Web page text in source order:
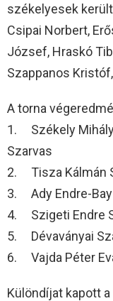
székelyesek
Csipai Norbert,
József, Hraskó
Szappanos
A torna
1. Székely Mihály
Szarvas
2. Tisza Kálmán
3. Ady Endre-Bay
4. Szigeti Endre
5. Dévaványai
6. Vajda Péter
Különdíjat kapott